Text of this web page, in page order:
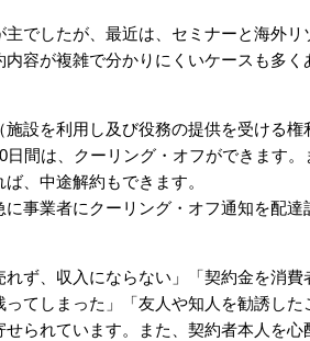
でしたが、最近は、セミナーと海外リ
容が複雑で分かりにくいケースも多く
設を利用し及び役務の提供を受ける権
間は、クーリング・オフができます。
、中途解約もできます。
事業者にクーリング・オフ通知を配達
ず、収入にならない」「契約金を消費
てしまった」「友人や知人を勧誘した
られています。また、契約者本人を心